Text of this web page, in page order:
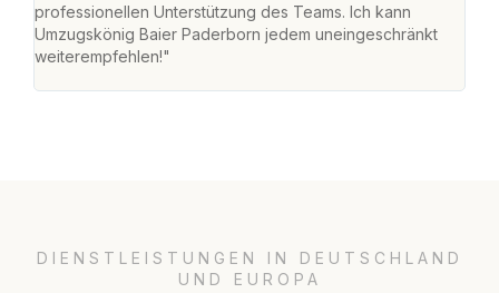
professionellen Unterstützung des Teams. Ich kann
Umzugskönig Baier Paderborn jedem uneingeschränkt
weiterempfehlen!"
DIENSTLEISTUNGEN IN DEUTSCHLAND
UND EUROPA